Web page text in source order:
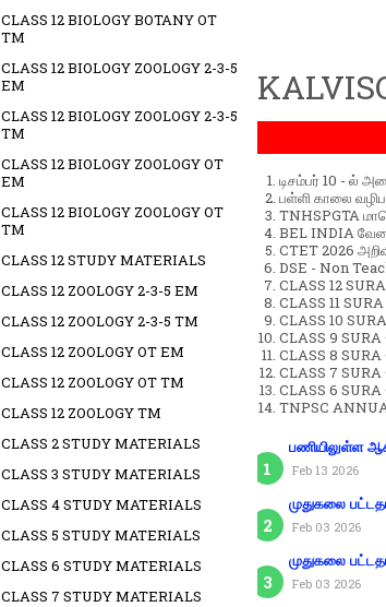
டிசம்பர் 10 - ல்
பள்ளி காலை
TNHSPGTA
BEL INDIA
CTET 2026
DSE - Non
CLASS 12
CLASS 11
CLASS 10
CLASS 9
CLASS 8
CLASS 7
CLASS 6
TNPSC
பணியிலுள்ள
Feb 13 2026
முதுகலை
Feb 03 2026
முதுகலை
Feb 03 2026
CLASS 12 BIOLOGY BOTANY OT
TM
CLASS 12 BIOLOGY ZOOLOGY 2-3-5
EM
CLASS 12 BIOLOGY ZOOLOGY 2-3-5
TM
CLASS 12 BIOLOGY ZOOLOGY OT
EM
CLASS 12 BIOLOGY ZOOLOGY OT
TM
CLASS 12 STUDY MATERIALS
CLASS 12 ZOOLOGY 2-3-5 EM
CLASS 12 ZOOLOGY 2-3-5 TM
CLASS 12 ZOOLOGY OT EM
CLASS 12 ZOOLOGY OT TM
CLASS 12 ZOOLOGY TM
CLASS 2 STUDY MATERIALS
CLASS 3 STUDY MATERIALS
CLASS 4 STUDY MATERIALS
CLASS 5 STUDY MATERIALS
CLASS 6 STUDY MATERIALS
CLASS 7 STUDY MATERIALS